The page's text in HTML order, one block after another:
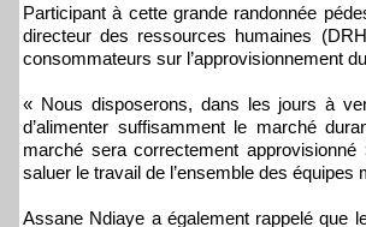
Participant à cette grande randonnée
directeur des ressources humaines
consommateurs sur l’approvisionnement
« Nous disposerons, dans les jours à
d’alimenter suffisamment le marché
marché sera correctement
saluer le travail de l’ensemble des
Assane Ndiaye a également rappelé que